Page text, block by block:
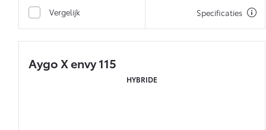
Vergelijk Specificaties
Aygo X envy 115
HYBRIDE